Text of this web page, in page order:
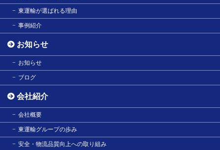
東運輸が選ばれる理由
事例紹介
お知らせ
お知らせ
ブログ
会社紹介
会社概要
東運輸グループの歩み
安全・物流品質向上への取り組み